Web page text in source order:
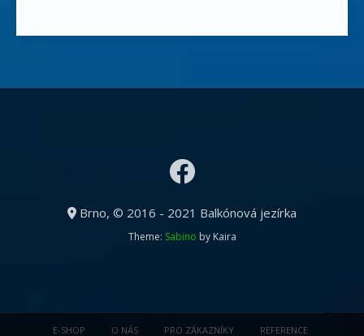
Brno, © 2016 - 2021 Balkónová jezírka
Theme: Sabino by Kaira
E-SHOP O NÁS PRO ZÁKAZNÍKY REFERENCE